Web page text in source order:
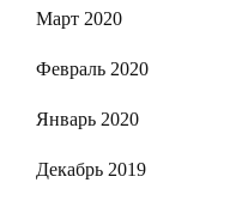
Март 2020
Февраль 2020
Январь 2020
Декабрь 2019